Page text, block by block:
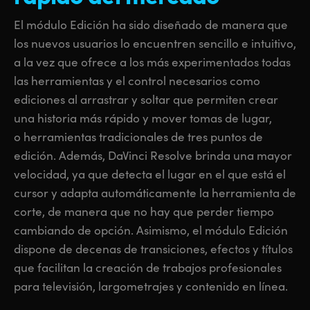
Fusion
Fairlight
Colaboración
Teclado
Paneles
Consolas
Studio
Medios
France
Germany
Hong Kong SAR, China
India
Italy
Japan
Mexico
Malaysia
France
Germany
Hong Kong SAR, China
India
Italy
Japan
Mexico
Malaysia
El módulo Edición ha sido diseñado de manera que
los nuevos usuarios lo encuentren sencillo e intuitivo,
a la vez que ofrece a los más experimentados todas
las herramientas y el control necesarios como
ediciones al arrastrar y soltar que permiten crear
una historia más rápido y mover tomas de lugar,
o herramientas tradicionales de tres puntos de
edición. Además, DaVinci Resolve brinda una mayor
velocidad, ya que detecta el lugar en el que está el
cursory adapta automáticamente la herramienta de
corte, de manera que no hay que perder tiempo
cambiando de opción. Asimismo, el módulo Edición
dispone de decenas de transiciones, efectos y títulos
que facilitan la creación de trabajos profesionales
para televisión, largometrajes y contenido en línea.